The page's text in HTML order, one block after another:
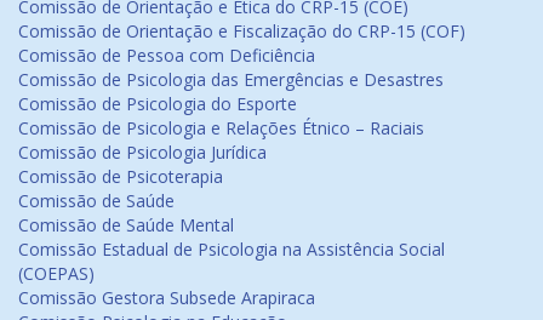
Comissão de Orientação e Ética do CRP-15 (COE)
Comissão de Orientação e Fiscalização do CRP-15 (COF)
Comissão de Pessoa com Deficiência
Comissão de Psicologia das Emergências e Desastres
Comissão de Psicologia do Esporte
Comissão de Psicologia e Relações Étnico – Raciais
Comissão de Psicologia Jurídica
Comissão de Psicoterapia
Comissão de Saúde
Comissão de Saúde Mental
Comissão Estadual de Psicologia na Assistência Social
(COEPAS)
Comissão Gestora Subsede Arapiraca